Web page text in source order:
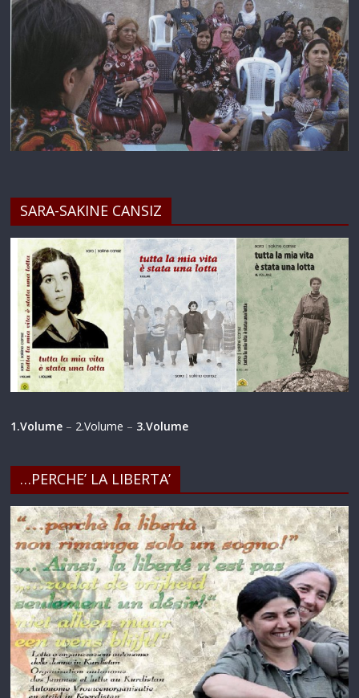
SARA-SAKINE CANSIZ
1.Volume – 2.Volume – 3.Volume
…PERCHE’ LA LIBERTA’